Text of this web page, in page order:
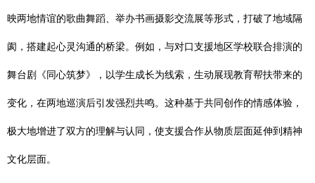
映两地情谊的歌曲舞蹈、举办书画摄影交流展等形式，打破了地域隔
阂，搭建起心灵沟通的桥梁。例如，与对口支援地区学校联合排演的
舞台剧《同心筑梦》，以学生成长为线索，生动展现教育帮扶带来的
变化，在两地巡演后引发强烈共鸣。这种基于共同创作的情感体验，
极大地增进了双方的理解与认同，使支援合作从物质层面延伸到精神
文化层面。